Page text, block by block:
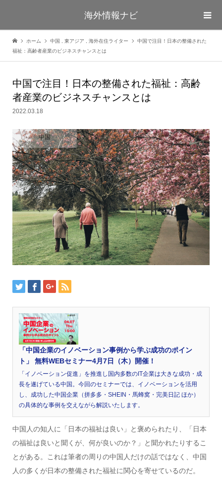
海外情報ナビ
ホーム 中国 東アジア 海外在住ライター
中国で注目！日本の整備された
福祉：高齢者産業のビジネスチャンスとは
中国で注目！日本の整備された福祉：高齢
者産業のビジネスチャンスとは
2022.03.18
中国
「中国企業のイノベーション事例から学ぶ成功のポイン
ト」 無料WEBセミナー4月7日（木）開催！
「イノベーション促進」を推進し国内多数のIT企業は大きな成功・成
長を遂げている中国。今回のセミナーでは、イノベーションを活用
し、成功した中国企業（拼多多・SHEIN・馬蜂窝・完美日記 ほか）
の具体的な事例を交えながら解説いたします。
中国人の知人に「日本の福祉は良い」と褒められたり、「日本
の福祉は良いと聞くが、何が良いのか？」と聞かれたりするこ
とがある。これは筆者の周りの中国人だけの話ではなく、中国
人の多くが日本の整備された福祉に関心を寄せているのだ。